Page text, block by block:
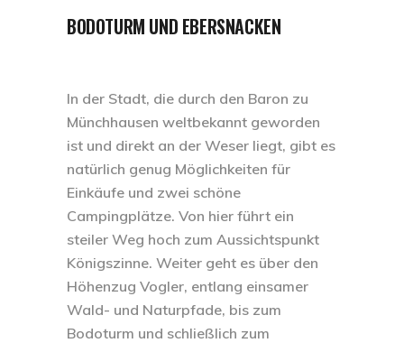
BODOTURM UND EBERSNACKEN
In der Stadt, die durch den Baron zu
Münchhausen weltbekannt geworden
ist und direkt an der Weser liegt, gibt es
natürlich genug Möglichkeiten für
Einkäufe und zwei schöne
Campingplätze. Von hier führt ein
steiler Weg hoch zum Aussichtspunkt
Königszinne. Weiter geht es über den
Höhenzug Vogler, entlang einsamer
Wald- und Naturpfade, bis zum
Bodoturm und schließlich zum